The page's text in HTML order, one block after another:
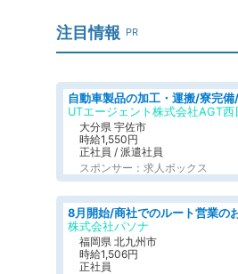
注目情報 PR
大分県 宇佐市
時給1,550円
正社員 / 派遣社員
スポンサー：求人ボックス
株式会社パソナ
福岡県 北九州市
時給1,506円
正社員